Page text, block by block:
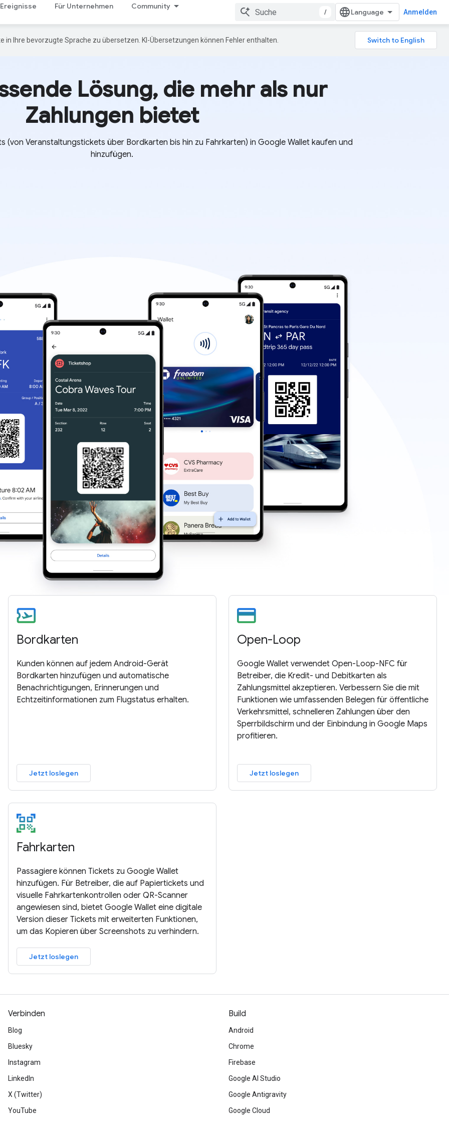
Ereignisse Für Unternehmen Community
/ Anmelden
in Ihre bevorzugte Sprache zu übersetzen. KI-Übersetzungen können Fehler enthalten.
Lösung, die mehr als nur
Zahlungen bietet
(von Veranstaltungstickets über Bordkarten bis hin zu Fahrkarten) in Google Wallet kaufen und
hinzufügen.
Bordkarten
Kunden können auf jedem Android-Gerät
Bordkarten hinzufügen und automatische
Benachrichtigungen, Erinnerungen und
Echtzeitinformationen zum Flugstatus erhalten.
Jetzt loslegen
Open-Loop
Google Wallet verwendet Open-Loop-NFC für
Betreiber, die Kredit- und Debitkarten als
Zahlungsmittel akzeptieren. Verbessern Sie die mit
Funktionen wie umfassenden Belegen für öffentliche
Verkehrsmittel, schnelleren Zahlungen über den
Sperrbildschirm und der Einbindung in Google Maps
profitieren.
Jetzt loslegen
Fahrkarten
Passagiere können Tickets zu Google Wallet
hinzufügen. Für Betreiber, die auf Papiertickets und
visuelle Fahrkartenkontrollen oder QR-Scanner
angewiesen sind, bietet Google Wallet eine digitale
Version dieser Tickets mit erweiterten Funktionen,
um das Kopieren über Screenshots zu verhindern.
Jetzt loslegen
Verbinden
Blog
Bluesky
Instagram
LinkedIn
X (Twitter)
YouTube
Build
Android
Chrome
Firebase
Google AI Studio
Google Antigravity
Google Cloud